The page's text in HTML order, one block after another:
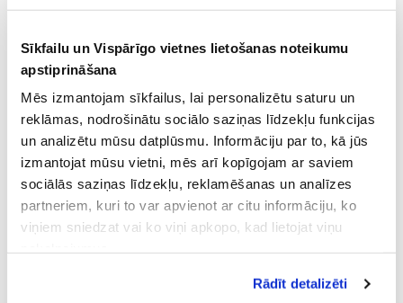
Sīkfailu un Vispārīgo vietnes lietošanas noteikumu
apstiprināšana
Mēs izmantojam sīkfailus, lai personalizētu saturu un
reklāmas, nodrošinātu sociālo saziņas līdzekļu funkcijas
un analizētu mūsu datplūsmu. Informāciju par to, kā jūs
izmantojat mūsu vietni, mēs arī kopīgojam ar saviem
sociālās saziņas līdzekļu, reklamēšanas un analīzes
partneriem, kuri to var apvienot ar citu informāciju, ko
viņiem sniedzat vai ko viņi apkopo, kad lietojat viņu
Vispārīgiem vietnes lietošanas
Rādīt detalizēti